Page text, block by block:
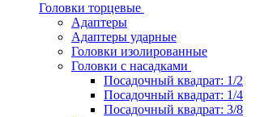
Головки торцевые
Адаптеры
Адаптеры ударные
Головки изолированные
Головки с насадками
Посадочный квадрат: 1/2
Посадочный квадрат: 1/4
Посадочный квадрат: 3/8